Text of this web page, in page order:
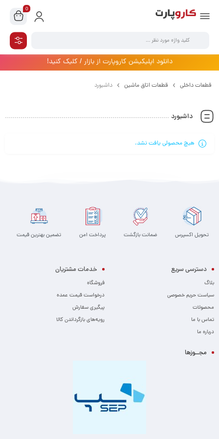
0
دانلود اپلیکیشن کاروپارت از بازار / کلیک کنید!
قطعات داخلی قطعات اتاق ماشین داشبورد
داشبورد
هیچ محصولی یافت نشد.
تحویل اکسپرس ضمانت بازگشت پرداخت امن تضمین بهترین قیمت
دسترسی سریع
بلاگ
سیاست حریم خصوصی
محصولات
تماس با ما
درباره ما
خدمات مشتریان
فروشگاه
درخواست قیمت عمده
پیگیری سفارش
رویه‌های بازگرداندن کالا
مجــوزها